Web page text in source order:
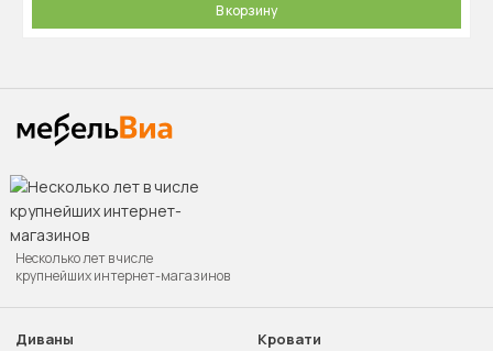
В корзину
Несколько лет в числе
крупнейших интернет-магазинов
Диваны
Кровати